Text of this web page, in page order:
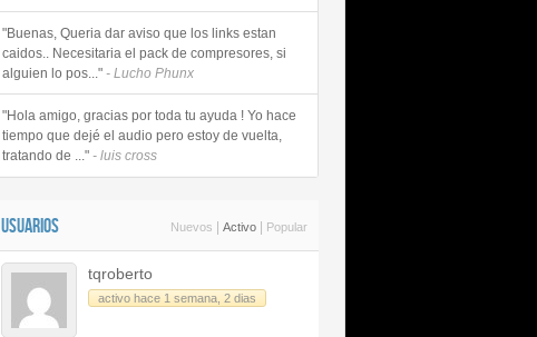
"Buenas, Queria dar aviso que los links estan
caidos.. Necesitaria el pack de compresores, si
alguien lo pos..." - Lucho Phunx
"Hola amigo, gracias por toda tu ayuda ! Yo hace
tiempo que dejé el audio pero estoy de vuelta,
tratando de ..." - luis cross
USUARIOS Nuevos Activo Popular
tqroberto
activo hace 1 semana, 2 dias